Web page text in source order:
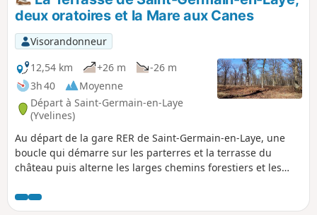
deux oratoires et la Mare aux Canes
Visorandonneur
12,54 km
+26 m
-26 m
3h 40
Moyenne
Départ à Saint-Germain-en-Laye
(Yvelines)
Au départ de la gare RER de Saint-Germain-en-Laye, une
boucle qui démarre sur les parterres et la terrasse du
château puis alterne les larges chemins forestiers et les